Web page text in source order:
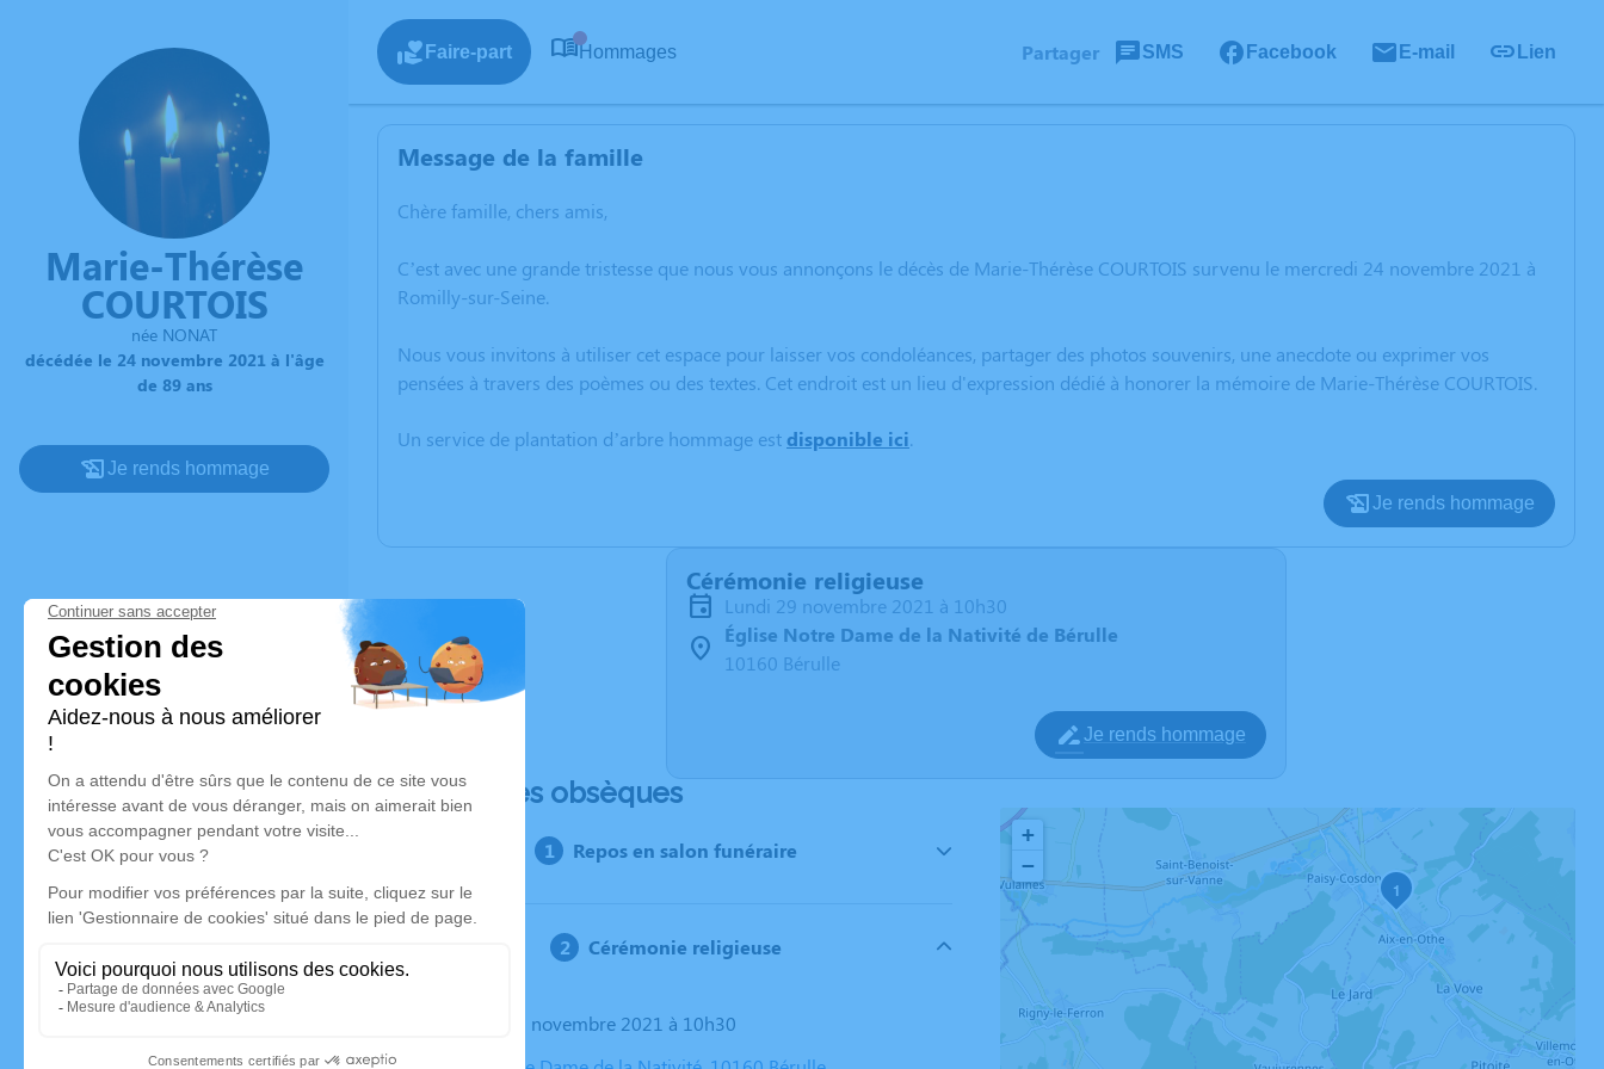
Marie-Thérèse
COURTOIS
née NONAT
décédée le 24 novembre 2021 à l'âge
de 89 ans
Je rends hommage
Faire-part Hommages Partager SMS Facebook E-mail Lien
Message de la famille
Chère famille, chers amis,
C’est avec une grande tristesse que nous vous annonçons le décès de Marie-Thérèse COURTOIS survenu le mercredi 24 novembre 2021 à
Romilly-sur-Seine.
Nous vous invitons à utiliser cet espace pour laisser vos condoléances, partager des photos souvenirs, une anecdote ou exprimer vos
pensées à travers des poèmes ou des textes. Cet endroit est un lieu d'expression dédié à honorer la mémoire de Marie-Thérèse COURTOIS.
Un service de plantation d’arbre hommage estdisponible ici.
Je rends hommage
Cérémonie religieuse
lundi 29 novembre 2021 à 10h30
Église Notre Dame de la Nativité de Bérulle
10160 Bérulle
Je rends hommage
Déroulé des obsèques
Repos en salon funéraire
Cérémonie religieuse
Le lundi 29 novembre 2021 à 10h30
1
+
−